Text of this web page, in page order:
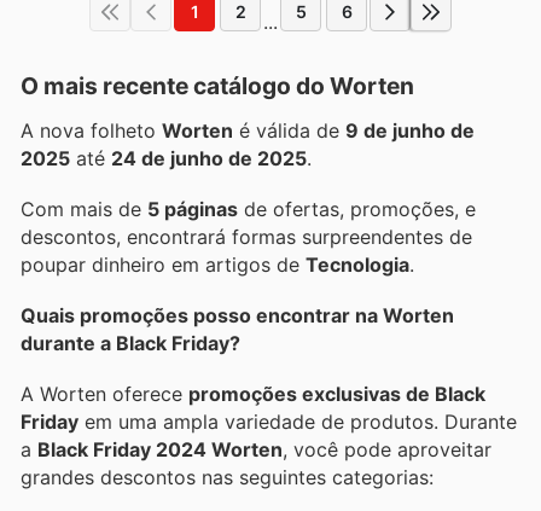
1 2 ... 5 6
O mais recente catálogo do Worten
A nova folheto Worten é válida de 9 de junho de
2025 até 24 de junho de 2025.
Com mais de 5 páginas de ofertas, promoções, e
descontos, encontrará formas surpreendentes de
poupar dinheiro em artigos de Tecnologia.
Quais promoções posso encontrar na Worten
durante a Black Friday?
A Worten oferece promoções exclusivas de Black
Friday em uma ampla variedade de produtos. Durante
a Black Friday 2024 Worten, você pode aproveitar
grandes descontos nas seguintes categorias: